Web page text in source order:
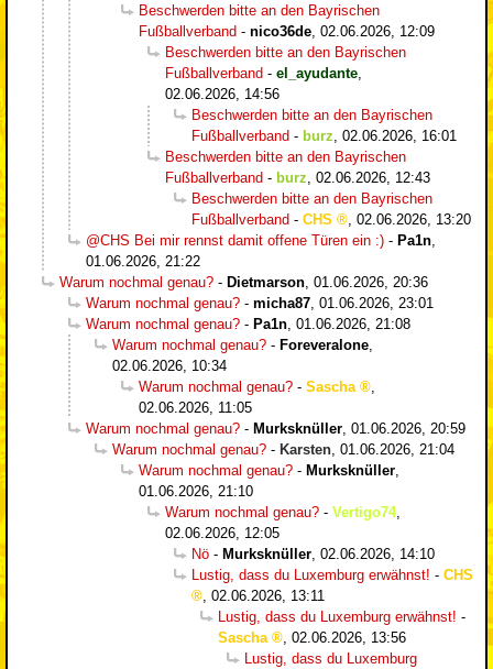
Beschwerden bitte an den Bayrischen
Fußballverband - nico36de, 02.06.2026, 12:09
Beschwerden bitte an den Bayrischen
Fußballverband - el_ayudante,
02.06.2026, 14:56
Beschwerden bitte an den Bayrischen
Fußballverband - burz, 02.06.2026, 16:01
Beschwerden bitte an den Bayrischen
Fußballverband - burz, 02.06.2026, 12:43
Beschwerden bitte an den Bayrischen
Fußballverband - CHS , 02.06.2026, 13:20
@CHS Bei mir rennst damit offene Türen ein :) - Pa1n,
01.06.2026, 21:22
Warum nochmal genau? - Dietmarson, 01.06.2026, 20:36
Warum nochmal genau? - micha87, 01.06.2026, 23:01
Warum nochmal genau? - Pa1n, 01.06.2026, 21:08
Warum nochmal genau? - Foreveralone,
02.06.2026, 10:34
Warum nochmal genau? - Sascha
,
02.06.2026, 11:05
Warum nochmal genau? - Murksknüller, 01.06.2026, 20:59
Warum nochmal genau? - Karsten, 01.06.2026, 21:04
Warum nochmal genau? - Murksknüller,
01.06.2026, 21:10
Warum nochmal genau? - Vertigo74,
02.06.2026, 12:05
Nö - Murksknüller, 02.06.2026, 14:10
Lustig, dass du Luxemburg erwähnst! - CHS
, 02.06.2026, 13:11
Lustig, dass du Luxemburg erwähnst! -
Sascha
, 02.06.2026, 13:56
Lustig, dass du Luxemburg